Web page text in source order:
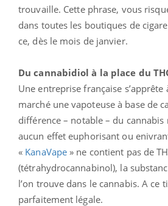
trouvaille. Cette phrase, vous
dans toutes les boutiques de
ce, dès le mois de janvier.
Du cannabidiol à la place du
Une entreprise française
marché une vapoteuse à base de
différence – notable – du cannabis
aucun effet euphorisant ou
« KanaVape » ne contient pas de
(tétrahydrocannabinol), la
l’on trouve dans le cannabis. A ce
parfaitement légale.